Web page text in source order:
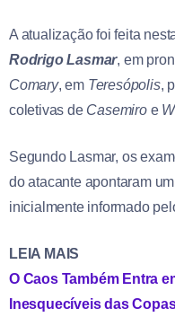
A atualização foi feita
Rodrigo Lasmar, em
Comary, em Teresópolis,
coletivas de Casemiroe
Segundo Lasmar, os
do atacante apontaram
inicialmente informado
LEIA MAIS
O Caos Também Entra
Inesquecíveis das